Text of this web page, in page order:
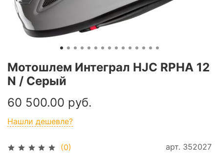
(0) арт. 352027
Мотошлем Интеграл HJC RPHA 12
N / Серый
60 500.00 руб.
Нашли дешевле?